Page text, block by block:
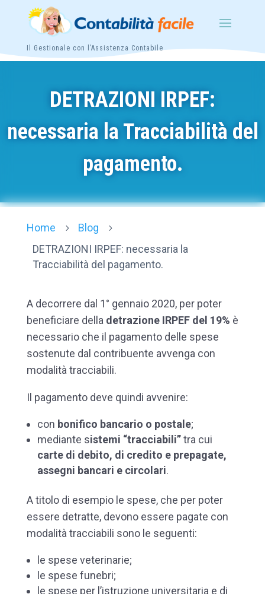
Il Gestionale con l’Assistenza Contabile
DETRAZIONI IRPEF:
necessaria la Tracciabilità del
pagamento.
Home 5 Blog 5
DETRAZIONI IRPEF: necessaria la
Tracciabilità del pagamento.
A decorrere dal 1° gennaio 2020, per poter
beneficiare della detrazione IRPEF del 19% è
necessario che il pagamento delle spese
sostenute dal contribuente avvenga con
modalità tracciabili.
Il pagamento deve quindi avvenire:
con bonifico bancario o postale;
mediante sistemi “tracciabili”tra cui
carte di debito, di credito e prepagate,
assegni bancari e circolari.
A titolo di esempio le spese, che per poter
essere detratte, devono essere pagate con
modalità tracciabili sono le seguenti:
le spese veterinarie;
le spese funebri;
le spese per l’istruzione universitaria e di